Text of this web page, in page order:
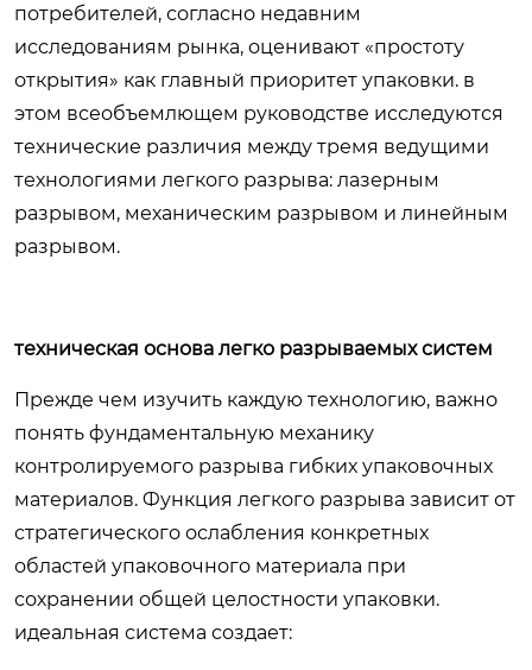
потребителей, согласно недавним
исследованиям рынка, оценивают «простоту
открытия» как главный приоритет упаковки. в
этом всеобъемлющем руководстве исследуются
технические различия между тремя ведущими
технологиями легкого разрыва: лазерным
разрывом, механическим разрывом и линейным
разрывом.
техническая основа легко разрываемых систем
Прежде чем изучить каждую технологию, важно
понять фундаментальную механику
контролируемого разрыва гибких упаковочных
материалов. Функция легкого разрыва зависит от
стратегического ослабления конкретных
областей упаковочного материала при
сохранении общей целостности упаковки.
идеальная система создает: